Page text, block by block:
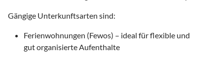
Gängige Unterkunftsarten sind:
Ferienwohnungen (Fewos) – ideal für flexible und
gut organisierte Aufenthalte